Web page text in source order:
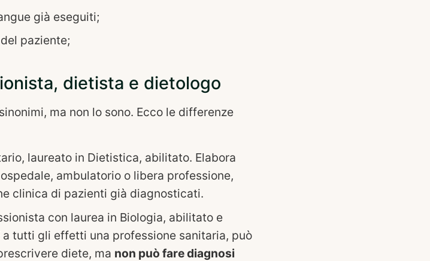
già eseguiti;
del paziente;
dietista e dietologo
ma non lo sono. Ecco le differenze
laureato in Dietistica, abilitato. Elabora
ambulatorio o libera professione,
clinica di pazienti già diagnosticati.
con laurea in Biologia, abilitato e
a tutti gli effetti una professione sanitaria, può
diete, ma non può fare diagnosi